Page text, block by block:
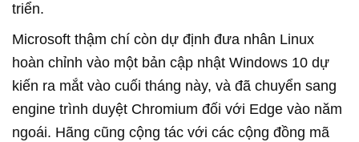
triển.
Microsoft thậm chí còn dự định đưa nhân Linux
hoàn chỉnh vào một bản cập nhật Windows 10 dự
kiến ra mắt vào cuối tháng này, và đã chuyển sang
engine trình duyệt Chromium đối với Edge vào năm
ngoái. Hãng cũng cộng tác với các cộng đồng mã